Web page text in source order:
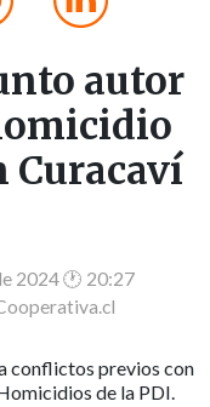
autor
Curacaví
2024 🕐 20:27
conflictos previos con
de la PDI.